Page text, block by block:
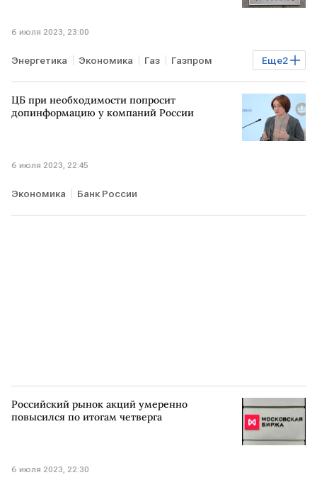
6 июля 2023, 23:00
Еще2
Энергетика Экономика Газ Газпром
Нафтогаз Украины ЕС
ЦБ при необходимости попросит
допинформацию у компаний России
6 июля 2023, 22:45
Экономика Банк России
Российский рынок акций умеренно
повысился по итогам четверга
6 июля 2023, 22:30